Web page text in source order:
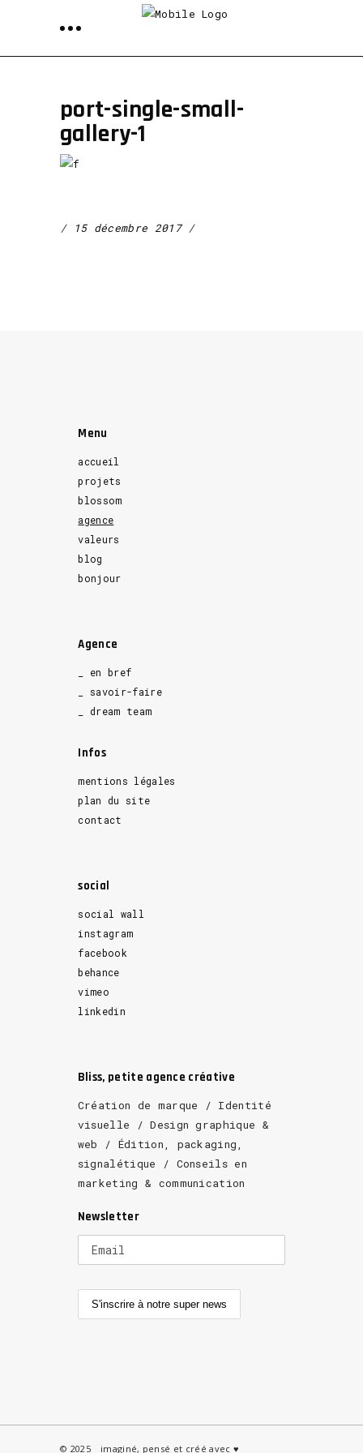
port-single-small-
gallery-1
15 décembre 2017
Menu
accueil
projets
blossom
agence
valeurs
blog
bonjour
Agence
_ en bref
_ savoir-faire
_ dream team
Infos
mentions légales
plan du site
contact
social
social wall
instagram
facebook
behance
vimeo
linkedin
Bliss, petite agence créative
Création de marque / Identité
visuelle / Design graphique &
web / Édition, packaging,
signalétique / Conseils en
marketing & communication
Newsletter
© 2025 _ imaginé, pensé et créé avec ♥